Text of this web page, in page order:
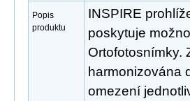
Popis
produktu
INSPIRE
poskytuje
Ortofotosnímky.
harmonizována
omezení